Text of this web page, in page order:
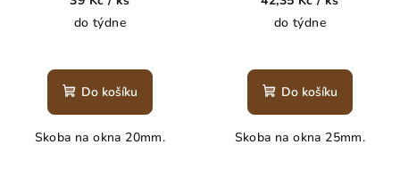
do týdne
Do košíku
Skoba na okna 20mm.
do týdne
Do košíku
Skoba na okna 25mm.